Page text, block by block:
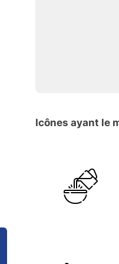
Icônes ayant le